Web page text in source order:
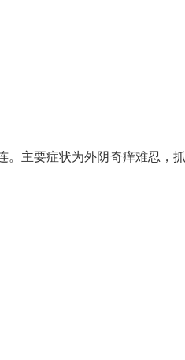
。主要症状为外阴奇痒难忍，抓